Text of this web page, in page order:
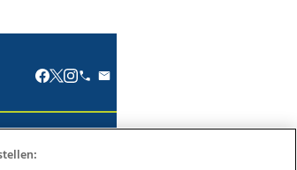
Werbung